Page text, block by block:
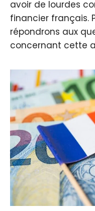
avoir de lourdes
financier français.
répondrons aux
concernant cette